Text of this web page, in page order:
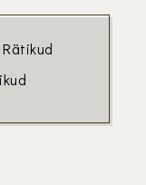
Rätikud